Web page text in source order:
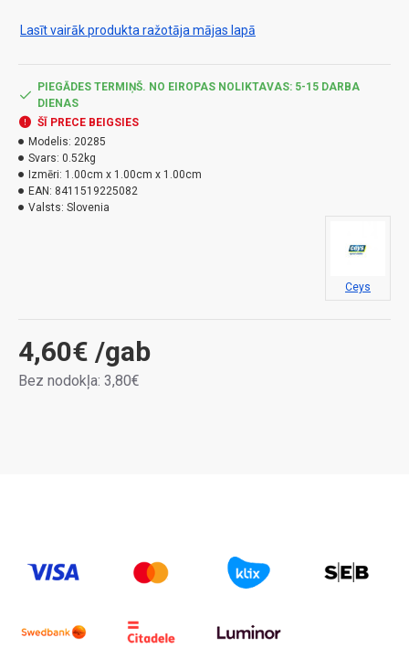
tā pati par sevi ir balta. Tepe ir piemērota gan iekšējai, gan
āra lietošanai. Tajā pašā laikā tepe izolē un tai ir
Lasīt vairāk produkta ražotāja mājas lapā
4,60€ /gab
Bez nodokļa: 3,80€
PIEGĀDES TERMIŅŠ. NO EIROPAS NOLIKTAVAS: 5-15 DARBA
DIENAS
ŠĪ PRECE BEIGSIES
Modelis: 20285
Svars: 0.52kg
Izmēri: 1.00cm x 1.00cm x 1.00cm
EAN: 8411519225082
Valsts: Slovenia
Ceys